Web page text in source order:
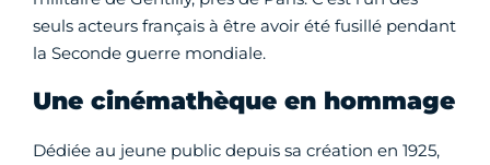
seuls acteurs français à être avoir été fusillé pendant
la Seconde guerre mondiale.
Une cinémathèque en hommage
Dédiée au jeune public depuis sa création en 1925,